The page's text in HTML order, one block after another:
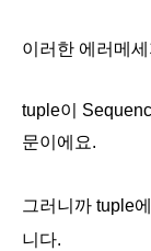
이러한 에러메
tuple이
문이에요.
그러니까 tuple
니다.